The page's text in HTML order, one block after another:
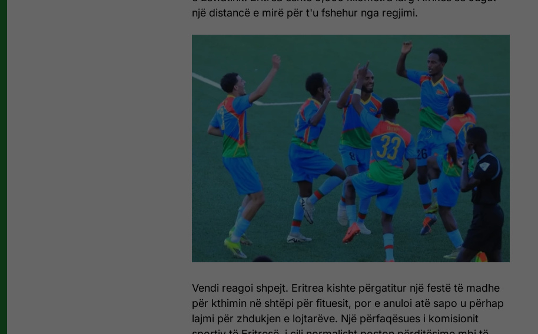
një distancë e mirë për t'u fshehur nga regjimi.
Vendi reagoi shpejt. Eritrea kishte përgatitur një festë të madhe
për kthimin në shtëpi për fituesit, por e anuloi atë sapo u përhap
lajmi për zhdukjen e lojtarëve. Një përfaqësues i komisionit